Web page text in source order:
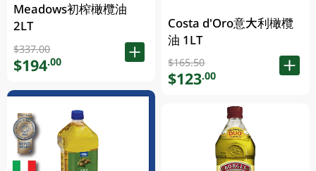
Meadows初榨橄欖油
2LT
$337.00
$194.00
Costa d'Oro意大利橄欖
油 1LT
$165.50
$123.00